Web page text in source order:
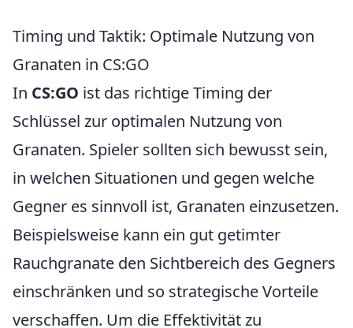
Timing und Taktik: Optimale Nutzung von
Granaten in CS:GO
In CS:GO ist das richtige Timing der
Schlüssel zur optimalen Nutzung von
Granaten. Spieler sollten sich bewusst sein,
in welchen Situationen und gegen welche
Gegner es sinnvoll ist, Granaten einzusetzen.
Beispielsweise kann ein gut getimter
Rauchgranate den Sichtbereich des Gegners
einschränken und so strategische Vorteile
verschaffen. Um die Effektivität zu